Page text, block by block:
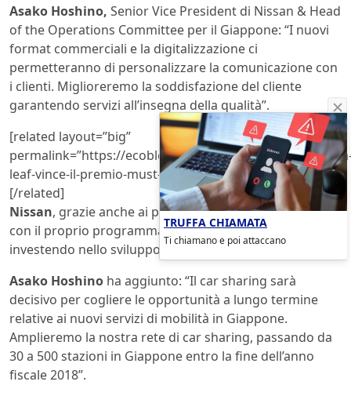
Asako Hoshino, Senior Vice President di Nissan & Head
of the Operations Committee per il Giappone: “I nuovi
format commerciali e la digitalizzazione ci
permetteranno di personalizzare la comunicazione con
i clienti. Miglioreremo la soddisfazione del cliente
garantendo servizi all’insegna della qualità”.
[related layout=”big”
permalink=”https://ecoblog.lndo.site/post/174338/
leaf-vince-il-premio-must-test-drive-di-autotrader”]
[/related]
Nissan, grazie anche ai promettenti risultati ottenuti
con il proprio programmae-share mobi, sta
investendo nello sviluppo del settorecar sharing
Asako Hoshino ha aggiunto: “Il car sharing sarà
decisivo per cogliere le opportunità a lungo termine
relative ai nuovi servizi di mobilità in Giappone.
Amplieremo la nostra rete di car sharing, passando da
30 a 500 stazioni in Giappone entro la fine dell’anno
fiscale 2018”.
TRUFFA CHIAMATA
Ti chiamano e poi attaccano